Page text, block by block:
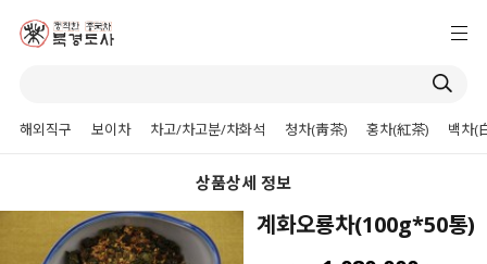
해외직구 보이차 차고/차고분/차화석 청차(靑茶) 홍차(紅茶) 백차(
상품상세 정보
계화오룡차(100g*50통)